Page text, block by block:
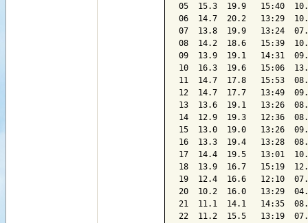
05  15.3  19.9   15:40
06  14.7  20.2   13:29
07  13.8  19.9   13:24
08  14.2  18.6   15:39
09  13.9  19.1   14:31
10  16.3  19.6   15:06
11  14.7  17.8   15:53
12  14.7  17.7   13:49
13  13.6  19.1   13:26
14  12.9  19.3   12:36
15  13.0  19.0   13:26
16  13.3  19.4   13:28
17  14.4  19.5   13:01
18  13.9  16.7   15:19
19  12.4  16.6   12:10
20  10.2  16.0   13:29
21  11.1  14.1   14:35
22  11.2  15.5   13:19